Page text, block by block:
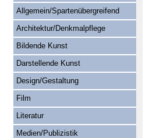
Allgemein/Spartenübergreifend
Architektur/Denkmalpflege
Bildende Kunst
Darstellende Kunst
Design/Gestaltung
Film
Literatur
Medien/Publizistik